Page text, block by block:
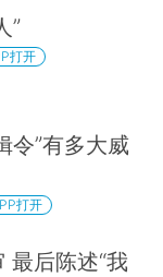
”
打开
令”有多大威
打开
最后陈述“我